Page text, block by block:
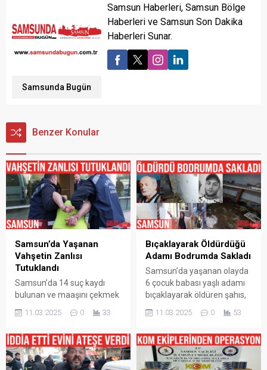
Samsunda Bugün
Samsun Haberleri, Samsun Bölge
Haberleri ve Samsun Son Dakika
Haberleri Sunar.
Benzer Konular
Samsun’da Yaşanan
Vahşetin Zanlısı
Tutuklandı
Samsun’da 14 suç kaydı
bulunan ve maaşını çekmek
babası yaşlı adamı
boyunca babasının evinin
bodrumunda saklayan
şahıs, çıkarıldığı
11.03.2025 0 33
Bıçaklayarak Öldürdüğü
Adamı Bodrumda Sakladı
Samsun’da yaşanan olayda
6 çocuk babası yaşlı adamı
bıçaklayarak öldüren şahıs,
babasının evinin
Korkunç olay, Samsun’un
Canik ilçesi Yavuzselim
Mahallesi’nde meydana
11.03.2025 0 53